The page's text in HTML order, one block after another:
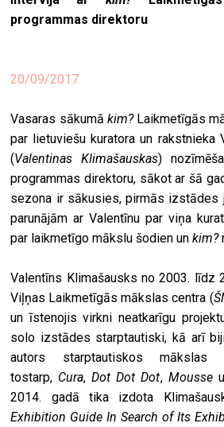
programmas direktoru
20/09/2017
Vasaras sākumā kim? Laikmetīgās
par lietuviešu kuratora un rakstnieka
(Valentinas Klimašauskas)
programmas direktoru, sākot ar šā
sezona ir sākusies, pirmās izstādes
parunājām ar Valentīnu par viņa
par laikmetīgo mākslu šodien unkim?
Valentīns Klimašausks no 2003. līdz
Viļņas Laikmetīgās mākslas centra (
un īstenojis virkni neatkarīgu
solo izstādes starptautiski, kā arī
autors starptautiskos mākslas
tostarp, Cura,Dot Dot Dot, Mousse
2014. gadā tika izdota
Exhibition Guide In Search of Its